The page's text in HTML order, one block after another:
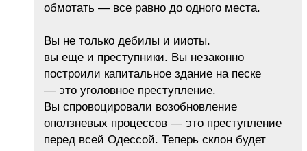
обмотать — все равно до одного места.
Вы не только дебилы и ииоты.
вы еще и преступники. Вы незаконно
построили капитальное здание на песке
— это уголовное преступление.
Вы спровоцировали возобновление
оползневых процессов — это преступление
перед всей Одессой. Теперь склон будет